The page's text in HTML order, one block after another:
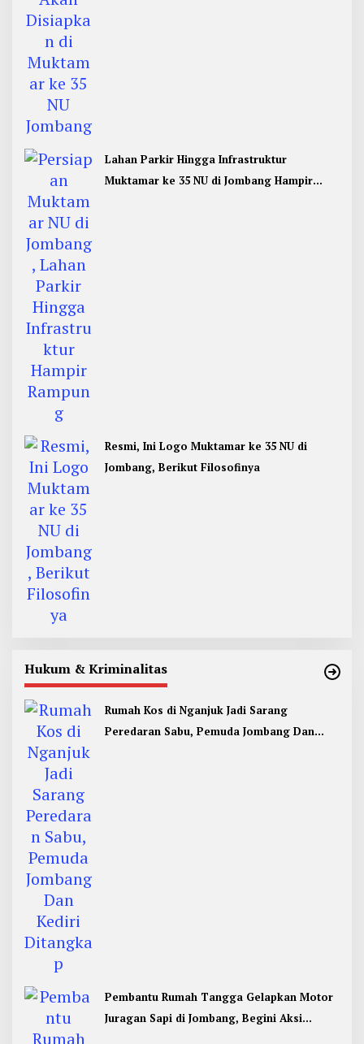
Lahan Parkir Hingga Infrastruktur
Muktamar ke 35 NU di Jombang Hampir
Resmi, Ini Logo Muktamar ke 35 NU di
Jombang, Berikut Filosofinya
Hukum & Kriminalitas
Rumah Kos di Nganjuk Jadi Sarang
Peredaran Sabu, Pemuda Jombang Dan
Pembantu Rumah Tangga Gelapkan Motor
Juragan Sapi di Jombang, Begini Aksi